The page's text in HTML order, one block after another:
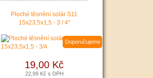
Ploché těsnění solár S11
15x23,5x1,5 - 3 / 4"
Doporučujeme
19,00 Kč
22,99 Kč s DPH